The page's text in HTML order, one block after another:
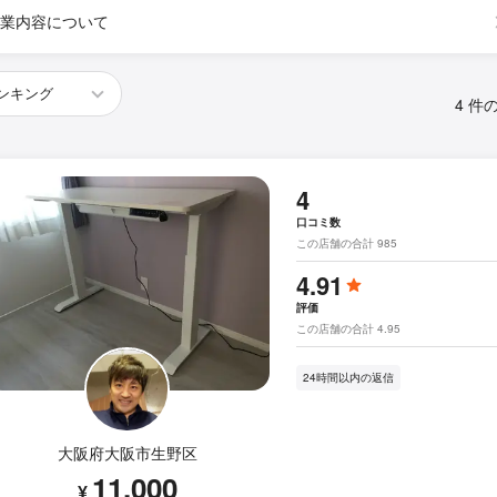
内容について
4 件
大阪府大阪市生野区
11,000
4
口コミ数
この店舗の合計 985
4.91
評価
この店舗の合計 4.95
24時間以内の返信